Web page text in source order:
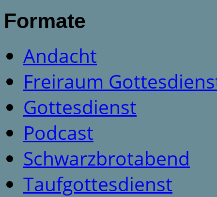
Formate
Andacht
Freiraum
Gottesdienst
Podcast
Schwarzbrotabend
Taufgottesdienst